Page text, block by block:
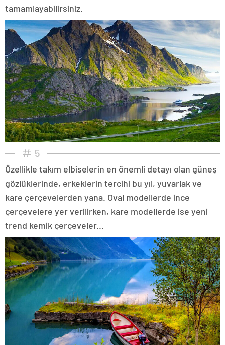
tamamlayabilirsiniz.
5
Özellikle takım elbiselerin en önemli detayı olan güneş
gözlüklerinde, erkeklerin tercihi bu yıl, yuvarlak ve
kare çerçevelerden yana. Oval modellerde ince
çerçevelere yer verilirken, kare modellerde ise yeni
trend kemik çerçeveler...